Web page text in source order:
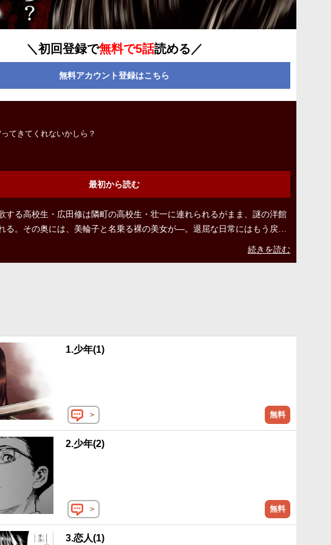
＼初回登録で無料で5話読める／
無料アカウント登録はこちら
てきてくれないかしら？
最初から読む
する高校生・広田修は隣町の高校生・壮一に連れられるがまま、謎の洋館
る。その奥には、美輪子と名乗る裸の美女が―。退屈な日常にはもう戻れ
続きを読む
1.少年(1)
＞ 無料
2.少年(2)
＞ 無料
3.恋人(1)